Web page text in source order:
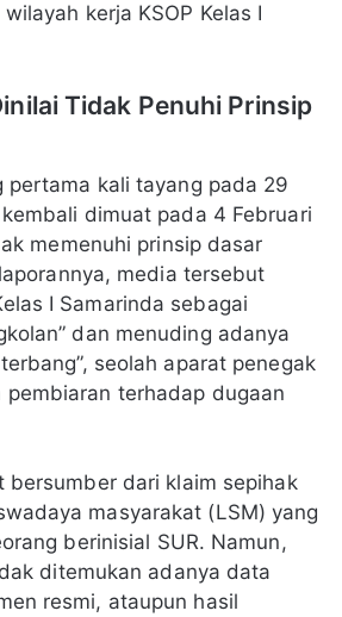
kerja KSOP Kelas I
Tidak Penuhi Prinsip
pertama kali tayang pada 29
dimuat pada 4 Februari
memenuhi prinsip dasar
media tersebut
I Samarinda sebagai
dan menuding adanya
seolah aparat penegak
pembiaran terhadap dugaan
bersumber dari klaim sepihak
masyarakat (LSM) yang
berinisial SUR. Namun,
ditemukan adanya data
resmi, ataupun hasil